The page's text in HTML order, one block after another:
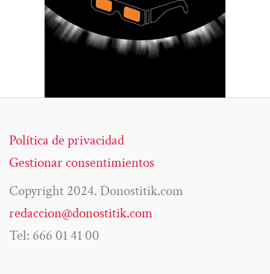
Política de privacidad
Gestionar consentimientos
Copyright 2024. Donostitik.com
redaccion@donostitik.com
Tel: 666 01 41 00